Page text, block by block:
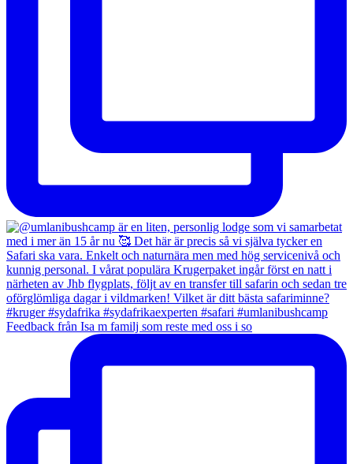
Feedback från Isa m familj som reste med oss i so